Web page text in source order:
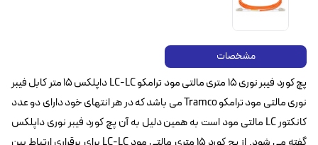
مشخصات
پچ کورد فیبر نوری ۱۵ متری مالتی مود ترامکو LC-LC داپلکس ۱۵ متر کابل فیبر
نوری مالتی مود ترامکو Tramco‌ می باشد که در هر انتهای خود دارای دو عدد
کانکتور LC مالتی مود است به همین دلیل به آن پچ کورد فیبر نوری داپلکس